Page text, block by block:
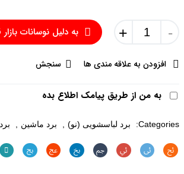
-
+ به دلیل نوسانات
افزودن به علاقه مندی ها سنجش
به من از طریق پیامک اطلاع بده
Categories: برد لباسشویی (نو) برد ماشین